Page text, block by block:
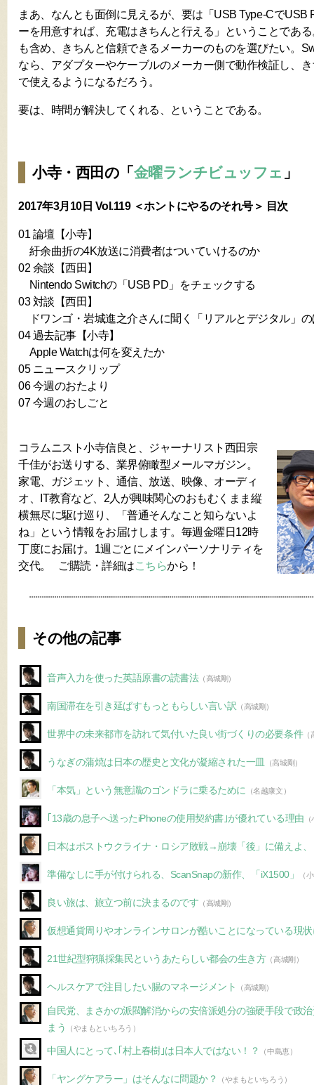
まあ、なんとも面倒に見えるが、要は「USB Type-CでUSB
ーを用意すれば、充電はきちんと行える」ということであ
も含め、きちんと信頼できるメーカーのものを選びたい。
なら、アダプターやケーブルのメーカー側で動作検証し、
で使えるようになるだろう。
要は、時間が解決してくれる、ということである。
小寺・西田の「 金曜ランチビュッフェ 」
2017年3月10日 Vol.119 ＜ホントにやるのそれ号＞ 目次
01 論壇【小寺】
紆余曲折の4K放送に消費者はついていけるのか
02 余談【西田】
Nintendo Switchの「USB PD」をチェックする
03 対談【西田】
ドワンゴ・岩城進之介さんに聞く「リアルとデジタル」
04 過去記事【小寺】
Apple Watchは何を変えたか
05 ニュースクリップ
06 今週のおたより
07 今週のおしごと
コラムニスト小寺信良と、ジャーナリスト西田宗
千佳がお送りする、業界俯瞰型メールマガジン。
家電、ガジェット、通信、放送、映像、オーディ
オ、IT教育など、2人が興味関心のおもむくまま縦
横無尽に駆け巡り、「普通そんなこと知らないよ
ね」という情報をお届けします。毎週金曜日12時
丁度にお届け。1週ごとにメインパーソナリティを
交代。 ご購読・詳細はこちらから！
その他の記事
音声入力を使った英語原書の読書法（高城剛）
南国滞在を引き延ばすもっともらしい言い訳 （高城剛）
世界中の未来都市を訪れて気付いた良い街づくりの必要条件（
うなぎの蒲焼は日本の歴史と文化が凝縮された一皿 （高城剛）
「本気」という無意識のゴンドラに乗るために （名越康文）
｢13歳の息子へ送ったiPhoneの使用契約書｣が優れている理由
日本はポストウクライナ・ロシア敗戦→崩壊「後」に備えよ
準備なしに手が付けられる、ScanSnapの新作、「iX1500」 （
良い旅は、旅立つ前に決まるのです （高城剛）
仮想通貨周りやオンラインサロンが酷いことになっている現
21世紀型狩猟採集民というあたらしい都会の生き方（高城剛）
ヘルスケアで注目したい腸のマネージメント （高城剛）
自民党、まさかの派閥解消からの安倍派処分の強硬手段で政
まう
（やまもといちろう）
中国人にとって､｢村上春樹｣は日本人ではない！？ （中島恵）
「ヤングケアラー」はそんなに問題か？ （やまもといちろう）